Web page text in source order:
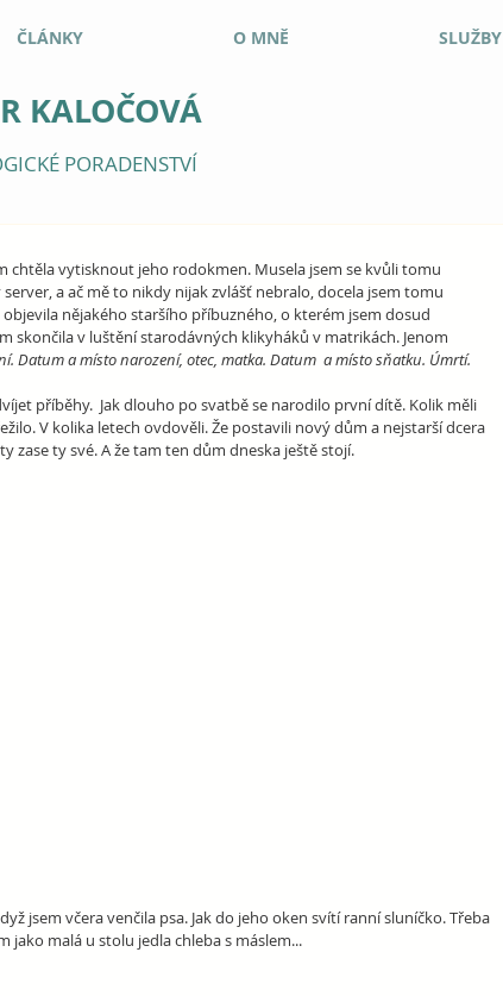
ČLÁNKY O MNĚ SLUŽBY
KALOČOVÁ
PORADENSTVÍ
chtěla vytisknout jeho rodokmen. Musela jsem se kvůli tomu
a ač mě to nikdy nijak zvlášť nebralo, docela jsem tomu
nějakého staršího příbuzného, o kterém jsem dosud
skončila v luštění starodávných klikyháků v matrikách. Jenom
Datum a místo narození, otec, matka. Datum  a místo sňatku. Úmrtí.
příběhy.  Jak dlouho po svatbě se narodilo první dítě. Kolik měli
V kolika letech ovdověli. Že postavili nový dům a nejstarší dcera
zase ty své. A že tam ten dům dneska ještě stojí.
jsem včera venčila psa. Jak do jeho oken svítí ranní sluníčko. Třeba
jako malá u stolu jedla chleba s máslem...